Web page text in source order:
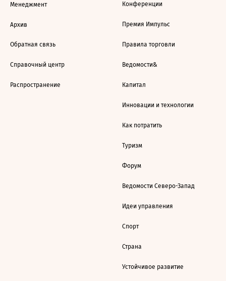
Менеджмент
Архив
Обратная связь
Справочный центр
Распространение
Конференции
Премия Импульс
Правила торговли
Ведомости&
Капитал
Инновации и технологии
Как потратить
Туризм
Форум
Ведомости Северо-Запад
Идеи управления
Спорт
Страна
Устойчивое развитие